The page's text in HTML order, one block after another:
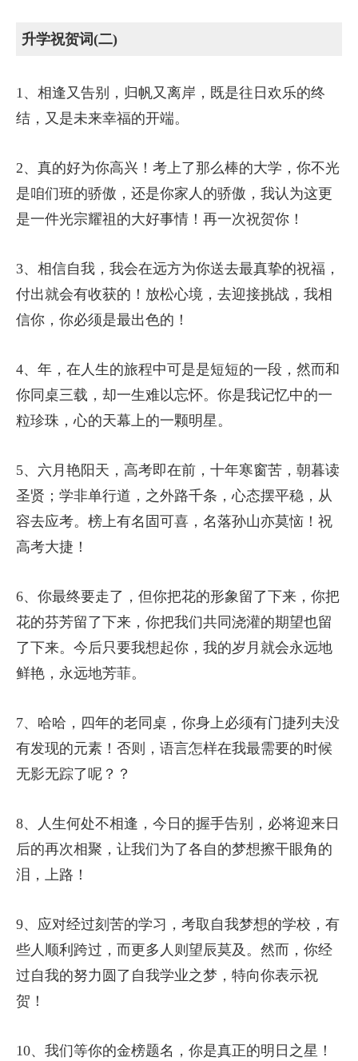
升学祝贺词(二)
1、相逢又告别，归帆又离岸，既是往日欢乐的终
结，又是未来幸福的开端。
2、真的好为你高兴！考上了那么棒的大学，你不光
是咱们班的骄傲，还是你家人的骄傲，我认为这更
是一件光宗耀祖的大好事情！再一次祝贺你！
3、相信自我，我会在远方为你送去最真挚的祝福，
付出就会有收获的！放松心境，去迎接挑战，我相
信你，你必须是最出色的！
4、年，在人生的旅程中可是是短短的一段，然而和
你同桌三载，却一生难以忘怀。你是我记忆中的一
粒珍珠，心的天幕上的一颗明星。
5、六月艳阳天，高考即在前，十年寒窗苦，朝暮读
圣贤；学非单行道，之外路千条，心态摆平稳，从
容去应考。榜上有名固可喜，名落孙山亦莫恼！祝
高考大捷！
6、你最终要走了，但你把花的形象留了下来，你把
花的芬芳留了下来，你把我们共同浇灌的期望也留
了下来。今后只要我想起你，我的岁月就会永远地
鲜艳，永远地芳菲。
7、哈哈，四年的老同桌，你身上必须有门捷列夫没
有发现的元素！否则，语言怎样在我最需要的时候
无影无踪了呢？？
8、人生何处不相逢，今日的握手告别，必将迎来日
后的再次相聚，让我们为了各自的梦想擦干眼角的
泪，上路！
9、应对经过刻苦的学习，考取自我梦想的学校，有
些人顺利跨过，而更多人则望辰莫及。然而，你经
过自我的努力圆了自我学业之梦，特向你表示祝
贺！
10、我们等你的金榜题名，你是真正的明日之星！